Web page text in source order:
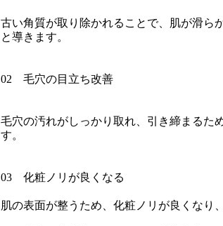
古い角質が取り除かれることで、肌が滑ら
と導きます。
02 毛穴の目立ち改善
毛穴の汚れがしっかり取れ、引き締まるた
す。
03 化粧ノリが良くなる
肌の表面が整うため、化粧ノリが良くなり